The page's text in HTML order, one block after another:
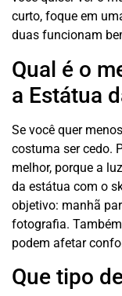
curto, foque em
duas funcionam
Qual é o
a Estátua
Se você quer
costuma ser cedo.
melhor, porque a
da estátua com o
objetivo: manhã
fotografia.
podem afetar
Que tipo